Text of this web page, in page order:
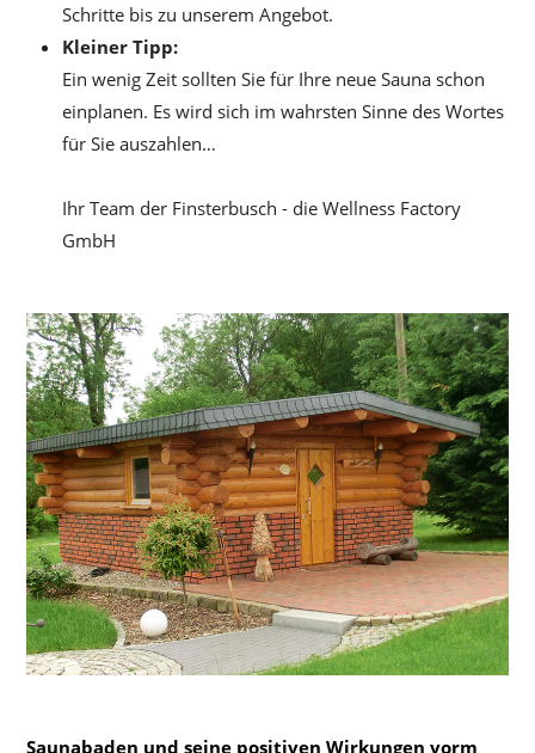
Schritte bis zu unserem Angebot.
Kleiner Tipp:
Ein wenig Zeit sollten Sie für Ihre neue Sauna schon
einplanen. Es wird sich im wahrsten Sinne des Wortes
für Sie auszahlen…
Ihr Team der Finsterbusch - die Wellness Factory
GmbH
Saunabaden und seine positiven Wirkungen vorm